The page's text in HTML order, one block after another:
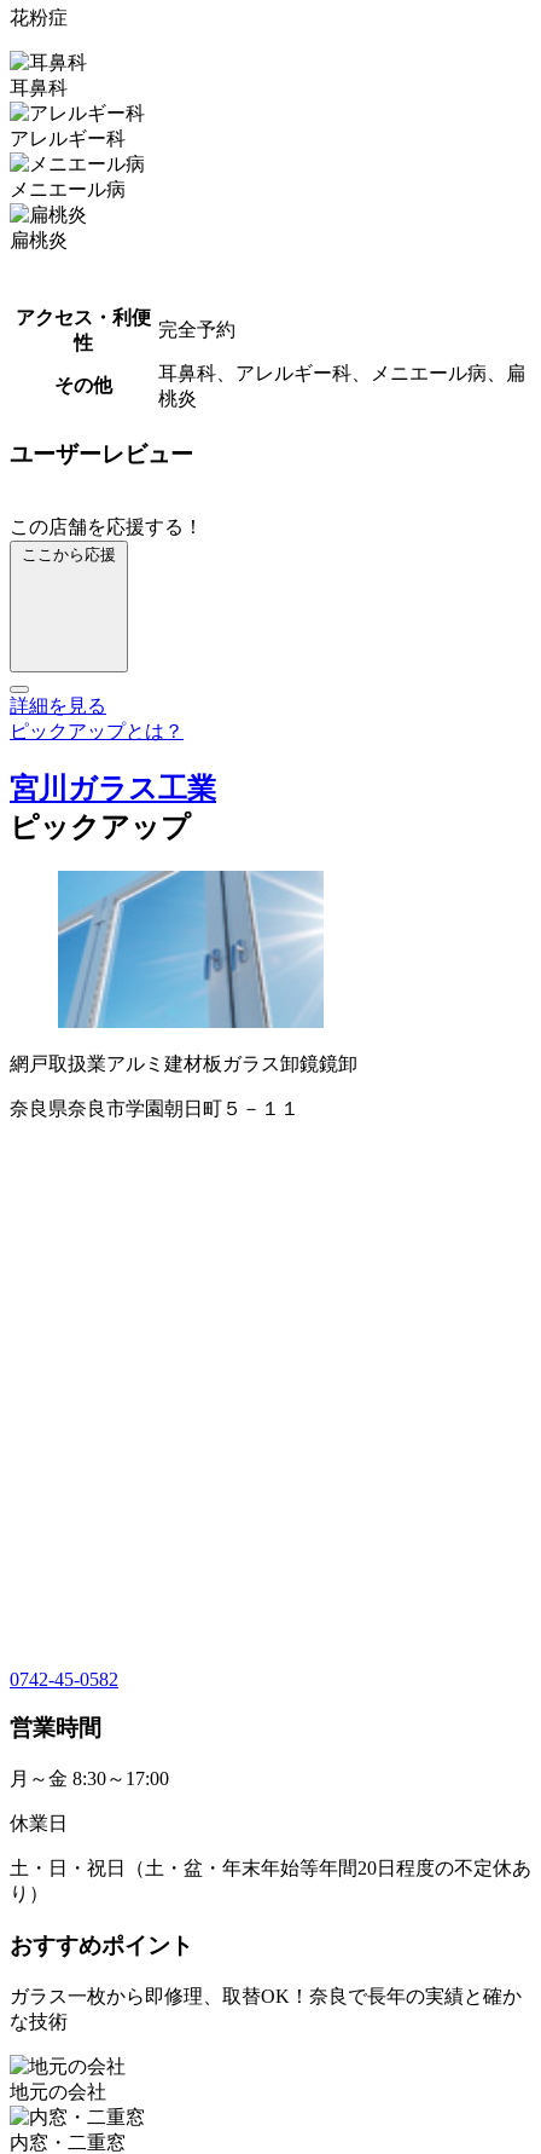
花粉症
耳鼻科
アレルギー科
メニエール病
扁桃炎
アクセス・利便
性
完全予約
その他
耳鼻科、アレルギー科、メニエール病、扁
桃炎
ユーザーレビュー
この店舗を応援する！
ここから応援
詳細を見る
ピックアップとは？
宮川ガラス工業
ピックアップ
網戸取扱業アルミ建材板ガラス卸鏡鏡卸
奈良県奈良市学園朝日町５－１１
0742-45-0582
営業時間
月～金 8:30～17:00
休業日
土・日・祝日（土・盆・年末年始等年間20日程度の不定休あ
り）
おすすめポイント
ガラス一枚から即修理、取替OK！奈良で長年の実績と確か
な技術
地元の会社
内窓・二重窓